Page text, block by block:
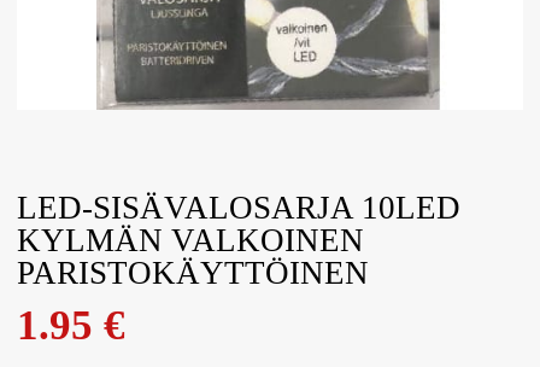
LED-SISÄVALOSARJA 10LED
KYLMÄN VALKOINEN
PARISTOKÄYTTÖINEN
1.95€